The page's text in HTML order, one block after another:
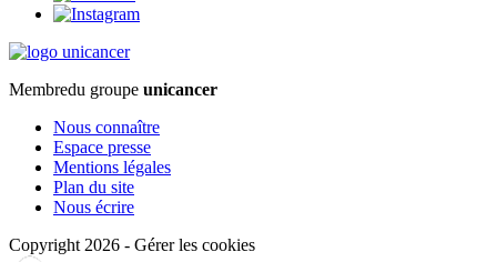
Membredu groupe unicancer
Nous connaître
Espace presse
Mentions légales
Plan du site
Nous écrire
Copyright 2026 - Gérer les cookies